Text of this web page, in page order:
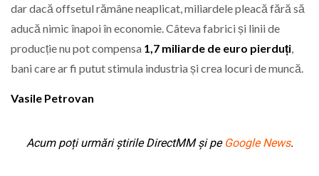
dar dacă offsetul rămâne neaplicat, miliardele pleacă fără să
aducă nimic înapoi în economie. Câteva fabrici și linii de
producție nu pot compensa 1,7 miliarde de euro pierduți
bani care ar fi putut stimula industria și crea locuri de muncă.
Vasile Petrovan
Acum poți urmări știrile DirectMM și pe Google News.